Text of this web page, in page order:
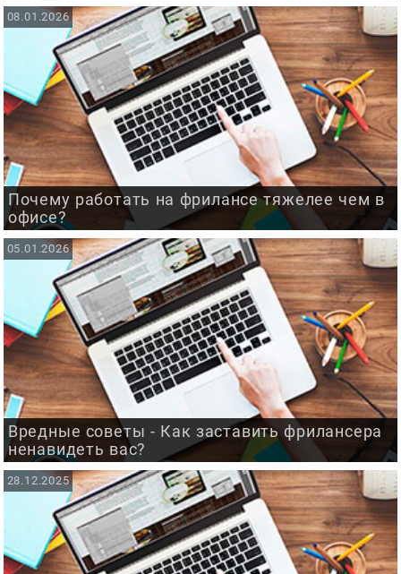
Почему работать на фрилансе тяжелее чем в
офисе?
08.01.2026
Вредные советы - Как заставить фрилансера
ненавидеть вас?
05.01.2026
28.12.2025